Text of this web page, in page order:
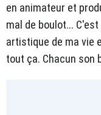
en animateur et
mal de boulot...
artistique de ma vie
tout ça. Chacun son